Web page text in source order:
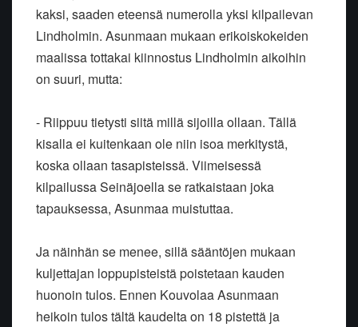
kaksi, saaden eteensä numerolla yksi kilpailevan
Lindholmin. Asunmaan mukaan erikoiskokeiden
maalissa tottakai kiinnostus Lindholmin aikoihin
on suuri, mutta:
- Riippuu tietysti siitä millä sijoilla ollaan. Tällä
kisalla ei kuitenkaan ole niin isoa merkitystä,
koska ollaan tasapisteissä. Viimeisessä
kilpailussa Seinäjoella se ratkaistaan joka
tapauksessa, Asunmaa muistuttaa.
Ja näinhän se menee, sillä sääntöjen mukaan
kuljettajan loppupisteistä poistetaan kauden
huonoin tulos. Ennen Kouvolaa Asunmaan
heikoin tulos tältä kaudelta on 18 pistettä ja